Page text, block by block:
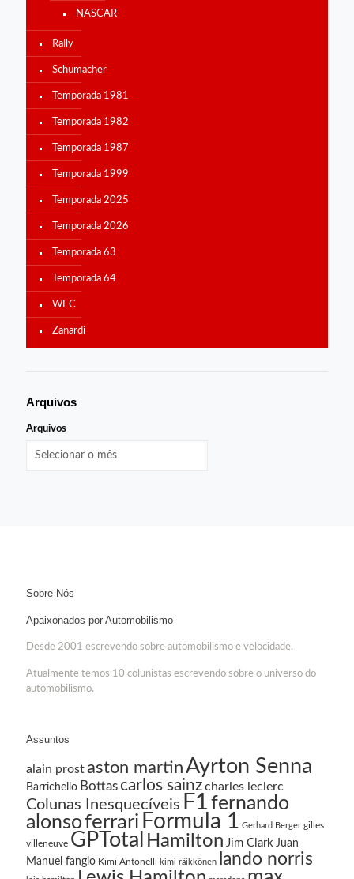
NASCAR
Rally
Schumacher
Temporada 1981
Temporada 1982
Temporada 1987
Temporada 1999
Temporada 2025
Temporada 2026
Temporada 63
Temporada 64
WEC
Zanardi
Arquivos
Arquivos
Sobre Nós
Apaixonados por Automobilismo
Desde 2001 escrevendo sobre automobilismo e velocidade.
Atualmente temos 10 colunistas escrevendo sobre o universo do
automobilismo.
Assuntos
alain prostaston martinAyrton Senna
Barrichello Bottas carlos sainzcharles leclerc
Colunas Inesquecíveis F1 fernando
alonsoferrari Formula 1 Gerhard Berger gilles
villeneuve GPTotal Hamilton Jim Clark Juan
Manuel fangio Kimi Antonelli kimi räikkönen lando norris